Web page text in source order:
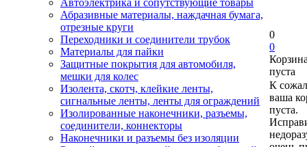
Автоэлектрика и сопутствующие товары
Абразивные материалы, наждачная бумага,
отрезные круги
Переходники и соединители трубок
Материалы для пайки
Защитные покрытия для автомобиля,
мешки для колес
Изолента, скотч, клейкие ленты,
сигнальные ленты, ленты для ограждений
Изолированные наконечники, разъемы,
соединители, коннекторы
Наконечники и разъемы без изоляции
0
0
пуста
К
ваша
пуста.